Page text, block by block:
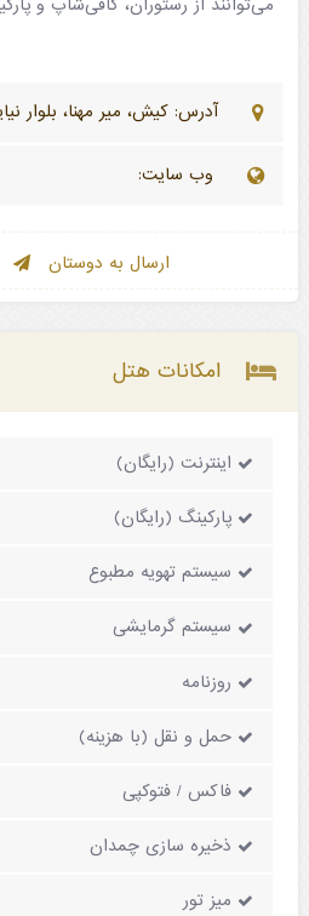
می‌توانند از رستوران، کافی‌شاپ و
آدرس: کیش، میر مهنا، بلوار
وب سایت:
ارسال به دوستان
امکانات هتل
اینترنت (رایگان)
پارکینگ (رایگان)
سیستم تهویه مطبوع
سیستم گرمایشی
روزنامه
حمل و نقل (با هزینه)
فاکس / فتوکپی
ذخیره سازی چمدان
میز تور